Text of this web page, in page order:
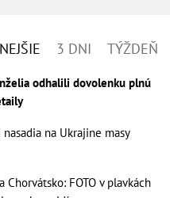
3 DNI TÝŽDEŇ
odhalili dovolenku plnú
na Ukrajine masy
FOTO v plavkách